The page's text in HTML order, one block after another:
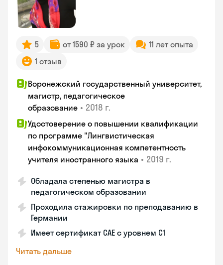
5 от 1590 ₽ за урок
11 лет опыта
1 отзыв
Воронежский государственный университет,
магистр, педагогическое
образование • 2018 г.
Удостоверение о повышении квалификации
по программе "Лингвистическая
инфокоммуникационная компетентность
учителя иностранного языка • 2019 г.
Обладала степенью магистра в
педагогическом образовании
Проходила стажировки по преподаванию в
Германии
Имеет сертификат САЕ с уровнем С1
Читать дальше